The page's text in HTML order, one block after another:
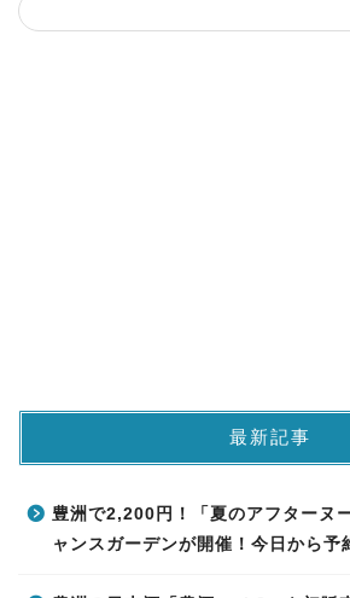
最新記事
豊洲で2,200円！「夏のアフターヌ
ャンスガーデンが開催！今日から予